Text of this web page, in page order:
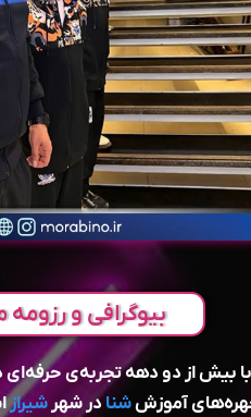
بیوگرافی و رزومه
بیش از دو دهه تجربه‌ی حرفه‌ای
آموزششنادر شهرشیراز